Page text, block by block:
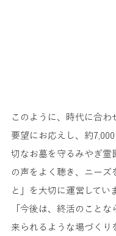
このように、時代に合わ
要望にお応えし、約
切なお墓を守るみやぎ霊
の声をよく聴き、ニーズ
と」を大切に運営してい
「今後は、終活のことな
来られるような場づくり